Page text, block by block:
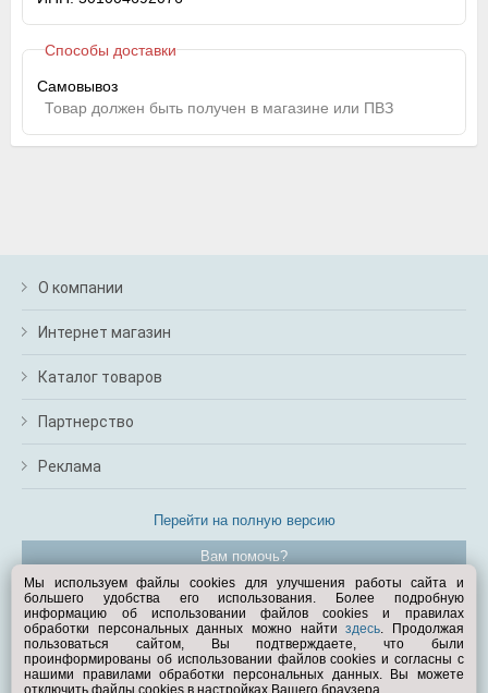
Способы доставки
Самовывоз
Товар должен быть получен в магазине или ПВЗ
О компании
Интернет магазин
Каталог товаров
Партнерство
Реклама
Перейти на полную версию
Вам помочь?
© Exist.ru 1998—2026
Мы используем файлы cookies для улучшения работы сайта и
большего удобства его использования. Более подробную
информацию об использовании файлов cookies и правилах
обработки персональных данных можно найтиздесь. Продолжая
пользоваться сайтом, Вы подтверждаете, что были
проинформированы об использовании файлов cookies и согласны с
нашими правилами обработки персональных данных. Вы можете
отключить файлы cookies в настройках Вашего браузера.